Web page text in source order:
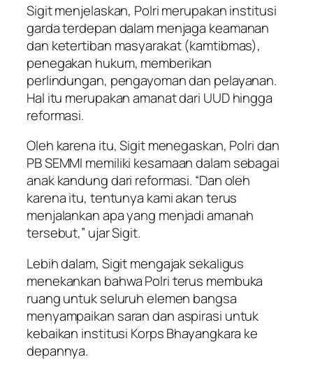
Sigit menjelaskan, Polri merupakan institusi
garda terdepan dalam menjaga keamanan
dan ketertiban masyarakat (kamtibmas),
penegakan hukum, memberikan
perlindungan, pengayoman dan pelayanan.
Hal itu merupakan amanat dari UUD hingga
reformasi.
Oleh karena itu, Sigit menegaskan, Polri dan
PB SEMMI memiliki kesamaan dalam sebagai
anak kandung dari reformasi. “Dan oleh
karena itu, tentunya kami akan terus
menjalankan apa yang menjadi amanah
tersebut,” ujar Sigit.
Lebih dalam, Sigit mengajak sekaligus
menekankan bahwa Polri terus membuka
ruang untuk seluruh elemen bangsa
menyampaikan saran dan aspirasi untuk
kebaikan institusi Korps Bhayangkara ke
depannya.